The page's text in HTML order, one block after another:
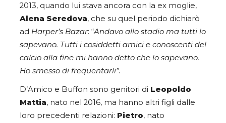
2013, quando lui stava ancora con la ex moglie,
Alena Seredova, che su quel periodo dichiarò
ad Harper’s Bazar: “Andavo allo stadio ma tutti lo
sapevano. Tutti i cosiddetti amici e conoscenti del
calcio alla fine mi hanno detto che lo sapevano.
Ho smesso di frequentarli”.
D’Amico e Buffon sono genitori di Leopoldo
Mattia, nato nel 2016, ma hanno altri figli dalle
loro precedenti relazioni: Pietro, nato